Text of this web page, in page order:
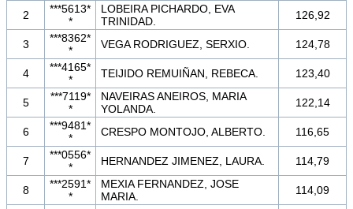
2
***5613*
*
LOBEIRA PICHARDO, EVA
TRINIDAD.
126,92
3
***8362*
*
VEGA RODRIGUEZ, SERXIO. 124,78
4
***4165*
*
TEIJIDO REMUIÑAN, REBECA. 123,40
5
***7119*
*
NAVEIRAS ANEIROS, MARIA
YOLANDA.
122,14
6
***9481*
*
CRESPO MONTOJO, ALBERTO. 116,65
7
***0556*
*
HERNANDEZ JIMENEZ, LAURA. 114,79
8
***2591*
*
MEXIA FERNANDEZ, JOSE
MARIA.
114,09